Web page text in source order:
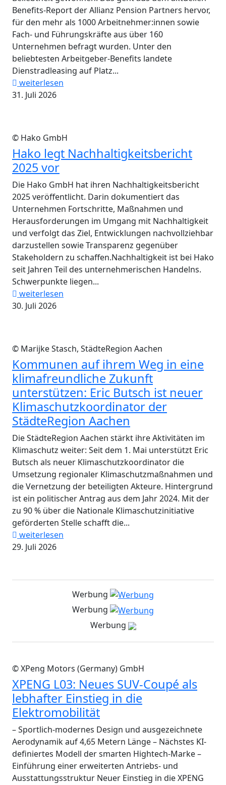
Benefits-Report der Allianz Pension Partners hervor,
für den mehr als 1000 Arbeitnehmer:innen sowie
Fach- und Führungskräfte aus über 160
Unternehmen befragt wurden. Unter den
beliebtesten Arbeitgeber-Benefits landete
Dienstradleasing auf Platz...
weiterlesen
31. Juli 2026
© Hako GmbH
Hako legt Nachhaltigkeitsbericht
2025 vor
Die Hako GmbH hat ihren Nachhaltigkeitsbericht
2025 veröffentlicht. Darin dokumentiert das
Unternehmen Fortschritte, Maßnahmen und
Herausforderungen im Umgang mit Nachhaltigkeit
und verfolgt das Ziel, Entwicklungen nachvollziehbar
darzustellen sowie Transparenz gegenüber
Stakeholdern zu schaffen.Nachhaltigkeit ist bei Hako
seit Jahren Teil des unternehmerischen Handelns.
Schwerpunkte liegen...
weiterlesen
30. Juli 2026
© Marijke Stasch, StädteRegion Aachen
Kommunen auf ihrem Weg in eine
klimafreundliche Zukunft
unterstützen: Eric Butsch ist neuer
Klimaschutzkoordinator der
StädteRegion Aachen
Die StädteRegion Aachen stärkt ihre Aktivitäten im
Klimaschutz weiter: Seit dem 1. Mai unterstützt Eric
Butsch als neuer Klimaschutzkoordinator die
Umsetzung regionaler Klimaschutzmaßnahmen und
die Vernetzung der beteiligten Akteure. Hintergrund
ist ein politischer Antrag aus dem Jahr 2024. Mit der
zu 90 % über die Nationale Klimaschutzinitiative
geförderten Stelle schafft die...
weiterlesen
29. Juli 2026
Werbung
Werbung
Werbung
© XPeng Motors (Germany) GmbH
XPENG L03: Neues SUV-Coupé als
lebhafter Einstieg in die
Elektromobilität
– Sportlich-modernes Design und ausgezeichnete
Aerodynamik auf 4,65 Metern Länge – Nächstes KI-
definiertes Modell der smarten Hightech-Marke –
Einführung einer erweiterten Antriebs- und
Ausstattungsstruktur Neuer Einstieg in die XPENG